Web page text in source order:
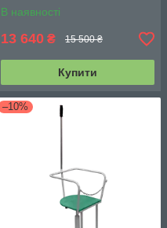
В наявності
13 640 ₴ 15 500 ₴
Купити
–10%